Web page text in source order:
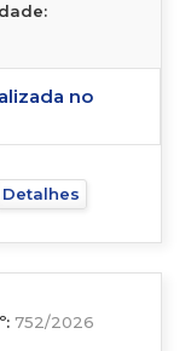
no
Detalhes
752/2026